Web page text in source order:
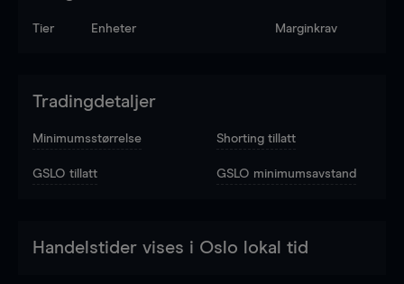
Tier Enheter Marginkrav
Tradingdetaljer
Minimumsstørrelse Shorting tillatt
GSLO tillatt GSLO minimumsavstand
Handelstider vises i Oslo lokal tid